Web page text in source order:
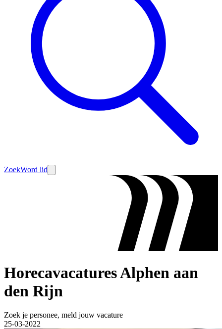
ZoekWord lid
Horecavacatures Alphen aan
den Rijn
Zoek je personee, meld jouw vacature
25-03-2022